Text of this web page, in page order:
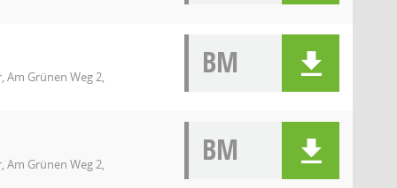
Grünen Weg 2,
BM
Grünen Weg 2,
BM